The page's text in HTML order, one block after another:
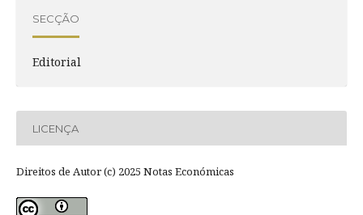
SECÇÃO
Editorial
LICENÇA
Direitos de Autor (c) 2025 Notas Económicas